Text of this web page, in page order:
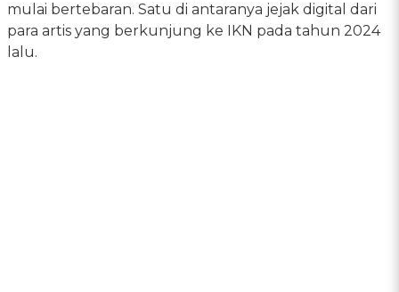
mulai bertebaran. Satu di antaranya jejak digital dari
para artis yang berkunjung ke IKN pada tahun 2024
lalu.